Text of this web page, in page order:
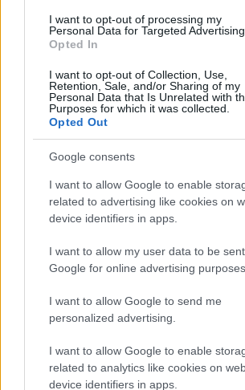
consent section.
I want to opt-out of processing my
Personal Data for Targeted Advertising.
Opted In
I want to opt-out of Collection, Use,
Retention, Sale, and/or Sharing of my
Personal Data that Is Unrelated with
Purposes for which it was collected.
Opted Out
Google consents
I want to allow Google to enable
related to advertising like cookies on
device identifiers in apps.
I want to allow my user data to be
Google for online advertising purposes.
I want to allow Google to send me
personalized advertising.
I want to allow Google to enable
related to analytics like cookies on
device identifiers in apps.